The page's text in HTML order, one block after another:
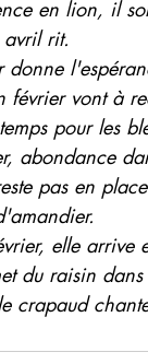
en lion, il
rit.
donne
février vont à
pour les
abondance
pas en
d'amandier.
elle arrive
du raisin
crapaud